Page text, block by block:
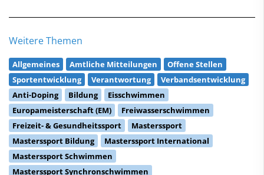
Weitere Themen
Allgemeines Amtliche Mitteilungen
Offene Stellen
Sportentwicklung
Verantwortung
Verbandsentwicklung
Anti-Doping
Bildung
Eisschwimmen
Europameisterschaft (EM)
Freiwasserschwimmen
Freizeit- & Gesundheitssport
Masterssport
Masterssport Bildung
Masterssport International
Masterssport Schwimmen
Masterssport Synchronschwimmen